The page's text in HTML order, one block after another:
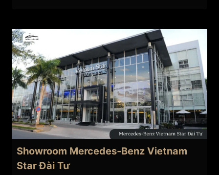
Showroom Mercedes-Benz Vietnam
Star Đài Tư